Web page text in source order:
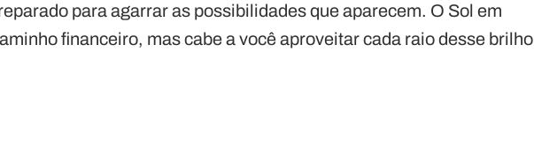
para agarrar as possibilidades que aparecem. O Sol em
financeiro, mas cabe a você aproveitar cada raio desse brilho